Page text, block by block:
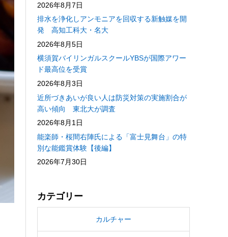
2026年8月7日
排水を浄化しアンモニアを回収する新触媒を開
発 高知工科大・名大
2026年8月5日
横須賀バイリンガルスクールYBSが国際アワー
ド最高位を受賞
2026年8月3日
近所づきあいが良い人は防災対策の実施割合が
高い傾向 東北大が調査
2026年8月1日
能楽師・桜間右陣氏による「富士見舞台」の特
別な能鑑賞体験【後編】
2026年7月30日
カテゴリー
カルチャー